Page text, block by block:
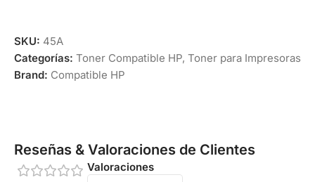
SKU: 45A
Categorías: Toner Compatible HP, Toner para Impresoras
Brand: Compatible HP
Reseñas & Valoraciones de Clientes
Valoraciones